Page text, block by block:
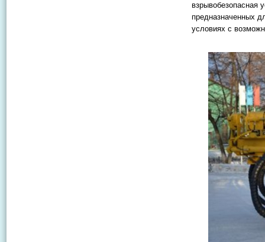
взрывобезопасная
предназначенных
условиях с